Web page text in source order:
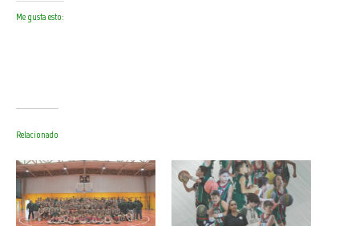
Me gusta esto:
Relacionado